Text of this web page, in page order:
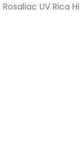
Rosaliac UV Rica